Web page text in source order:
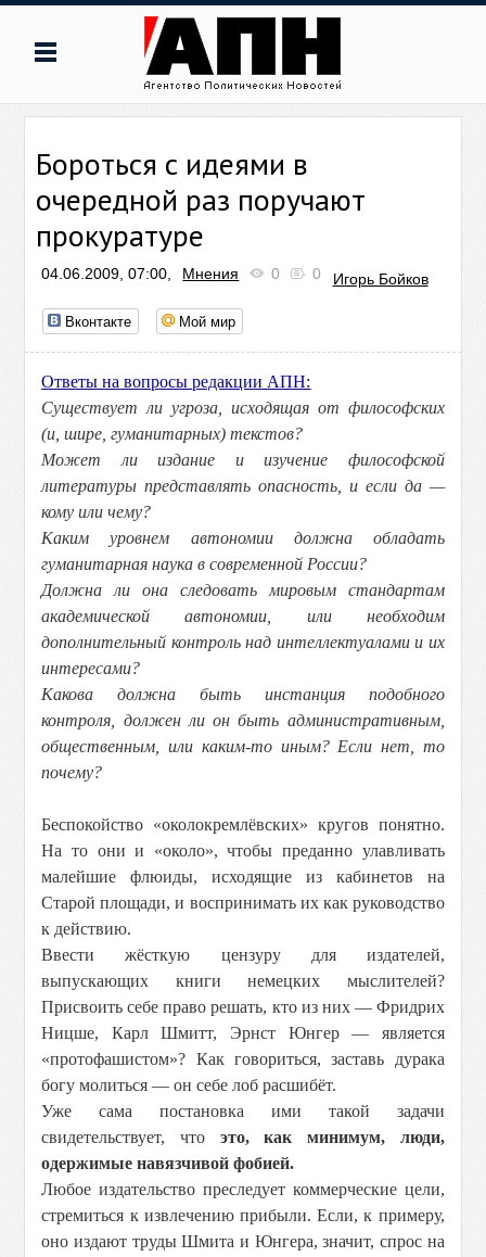
Бороться с идеями в
очередной раз поручают
прокуратуре
04.06.2009, 07:00, Мнения 0 0 Игорь Бойков
Вконтакте Мой мир
Ответы на вопросы редакции АПН:
Существует ли угроза, исходящая от философских
(и, шире, гуманитарных) текстов?
Может ли издание и изучение философской
литературы представлять опасность, и если да —
кому или чему?
Каким уровнем автономии должна обладать
гуманитарная наука в современной России?
Должна ли она следовать мировым стандартам
академической автономии, или необходим
дополнительный контроль над интеллектуалами и их
интересами?
Какова должна быть инстанция подобного
контроля, должен ли он быть административным,
общественным, или каким-то иным? Если нет, то
почему?
Беспокойство «околокремлёвских» кругов понятно.
На то они и «около», чтобы преданно улавливать
малейшие флюиды, исходящие из кабинетов на
Старой площади, и воспринимать их как руководство
к действию.
Ввести жёсткую цензуру для издателей,
выпускающих книги немецких мыслителей?
Присвоить себе право решать, кто из них — Фридрих
Ницше, Карл Шмитт, Эрнст Юнгер — является
«протофашистом»? Как говориться, заставь дурака
богу молиться — он себе лоб расшибёт.
Уже сама постановка ими такой задачи
свидетельствует, что это, как минимум, люди,
одержимые навязчивой фобией.
Любое издательство преследует коммерческие цели,
стремиться к извлечению прибыли. Если, к примеру,
оно издают труды Шмита и Юнгера, значит, спрос на